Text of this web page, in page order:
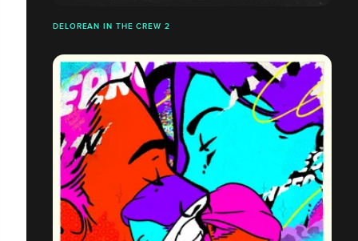
DELOREAN IN THE CREW 2